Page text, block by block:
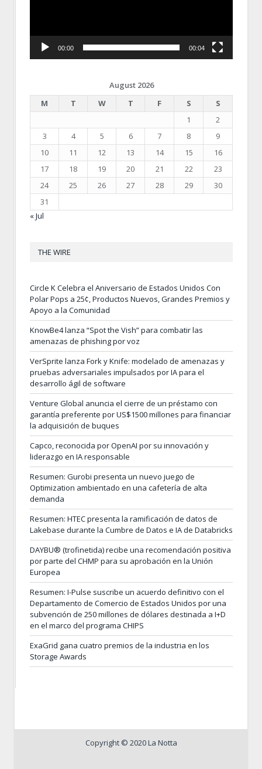
00:00 00:04
August 2026
M
T W T F S
S
1
2
3
4 5 6 7 8
9
10
11 12 13 14 15
16
17
18 19 20 21 22
23
24
25 26 27 28 29
30
31
« Jul
THE WIRE
Circle K Celebra el Aniversario de Estados Unidos Con
Polar Pops a 25¢, Productos Nuevos, Grandes Premios y
Apoyo a la Comunidad
KnowBe4 lanza “Spot the Vish” para combatir las
amenazas de phishing por voz
VerSprite lanza Fork y Knife: modelado de amenazas y
pruebas adversariales impulsados por IA para el
desarrollo ágil de software
Venture Global anuncia el cierre de un préstamo con
garantía preferente por US$1500 millones para financiar
la adquisición de buques
Capco, reconocida por OpenAI por su innovación y
liderazgo en IA responsable
Resumen: Gurobi presenta un nuevo juego de
Optimization ambientado en una cafetería de alta
demanda
Resumen: HTEC presenta la ramificación de datos de
Lakebase durante la Cumbre de Datos e IA de Databricks
DAYBU® (trofinetida) recibe una recomendación positiva
por parte del CHMP para su aprobación en la Unión
Europea
Resumen: I-Pulse suscribe un acuerdo definitivo con el
Departamento de Comercio de Estados Unidos por una
subvención de 250 millones de dólares destinada a I+D
en el marco del programa CHIPS
ExaGrid gana cuatro premios de la industria en los
Storage Awards
Copyright © 2020 La Notta